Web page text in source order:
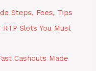
Steps, Fees, Tips
RTP Slots You Must
Cashouts Made